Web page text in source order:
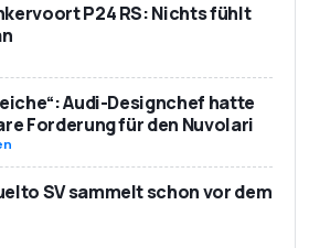
P24 RS: Nichts fühlt
Audi-Designchef hatte
Forderung für den Nuvolari
SV sammelt schon vor dem